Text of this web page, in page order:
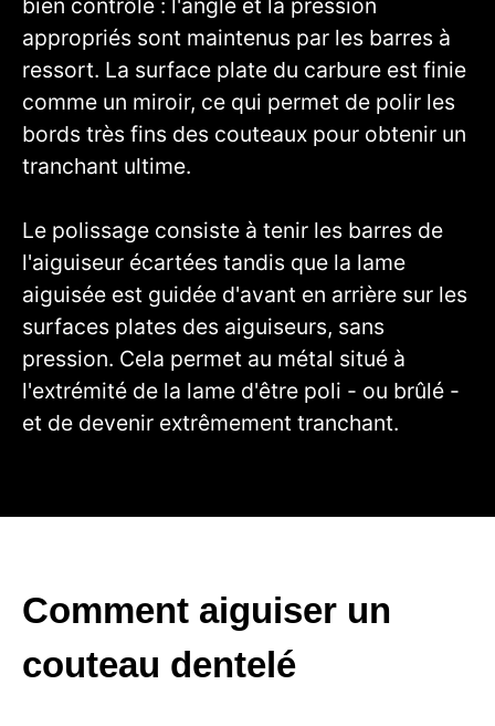
bien contrôlé : l'angle et la pression
appropriés sont maintenus par les barres à
ressort. La surface plate du carbure est finie
comme un miroir, ce qui permet de polir les
bords très fins des couteaux pour obtenir un
tranchant ultime.
Le polissage consiste à tenir les barres de
l'aiguiseur écartées tandis que la lame
aiguisée est guidée d'avant en arrière sur les
surfaces plates des aiguiseurs, sans
pression. Cela permet au métal situé à
l'extrémité de la lame d'être poli - ou brûlé -
et de devenir extrêmement tranchant.
Comment aiguiser un
couteau dentelé